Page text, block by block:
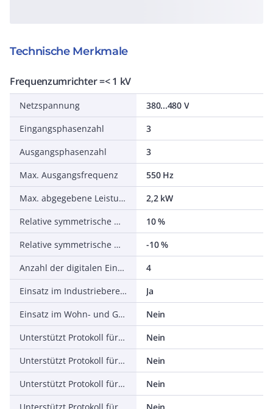
Technische Merkmale
Frequenzumrichter =< 1 kV
Netzspannung
380...480 V
Eingangsphasenzahl
3
Ausgangsphasenzahl
3
Max. Ausgangsfrequenz
550 Hz
Max. abgegebene Leistung bei linearer Belastung bei Bemessungsausgangsspannung
2,2 kW
Relative symmetrische Netzfrequenztoleranz
10 %
Relative symmetrische Netzspannungstoleranz
-10 %
Anzahl der digitalen Eingänge
4
Einsatz im Industriebereich zulässig
Ja
Einsatz im Wohn- und Gewerbebereich zulässig
Nein
Unterstützt Protokoll für TCP/IP
Nein
Unterstützt Protokoll für PROFIBUS
Nein
Unterstützt Protokoll für CAN
Nein